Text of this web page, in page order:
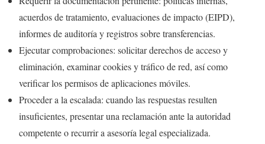
acuerdos de tratamiento, evaluaciones de impacto (EIPD),
informes de auditoría y registros sobre transferencias.
Ejecutar comprobaciones: solicitar derechos de acceso y
eliminación, examinar cookies y tráfico de red, así como
verificar los permisos de aplicaciones móviles.
Proceder a la escalada: cuando las respuestas resulten
insuficientes, presentar una reclamación ante la autoridad
competente o recurrir a asesoría legal especializada.